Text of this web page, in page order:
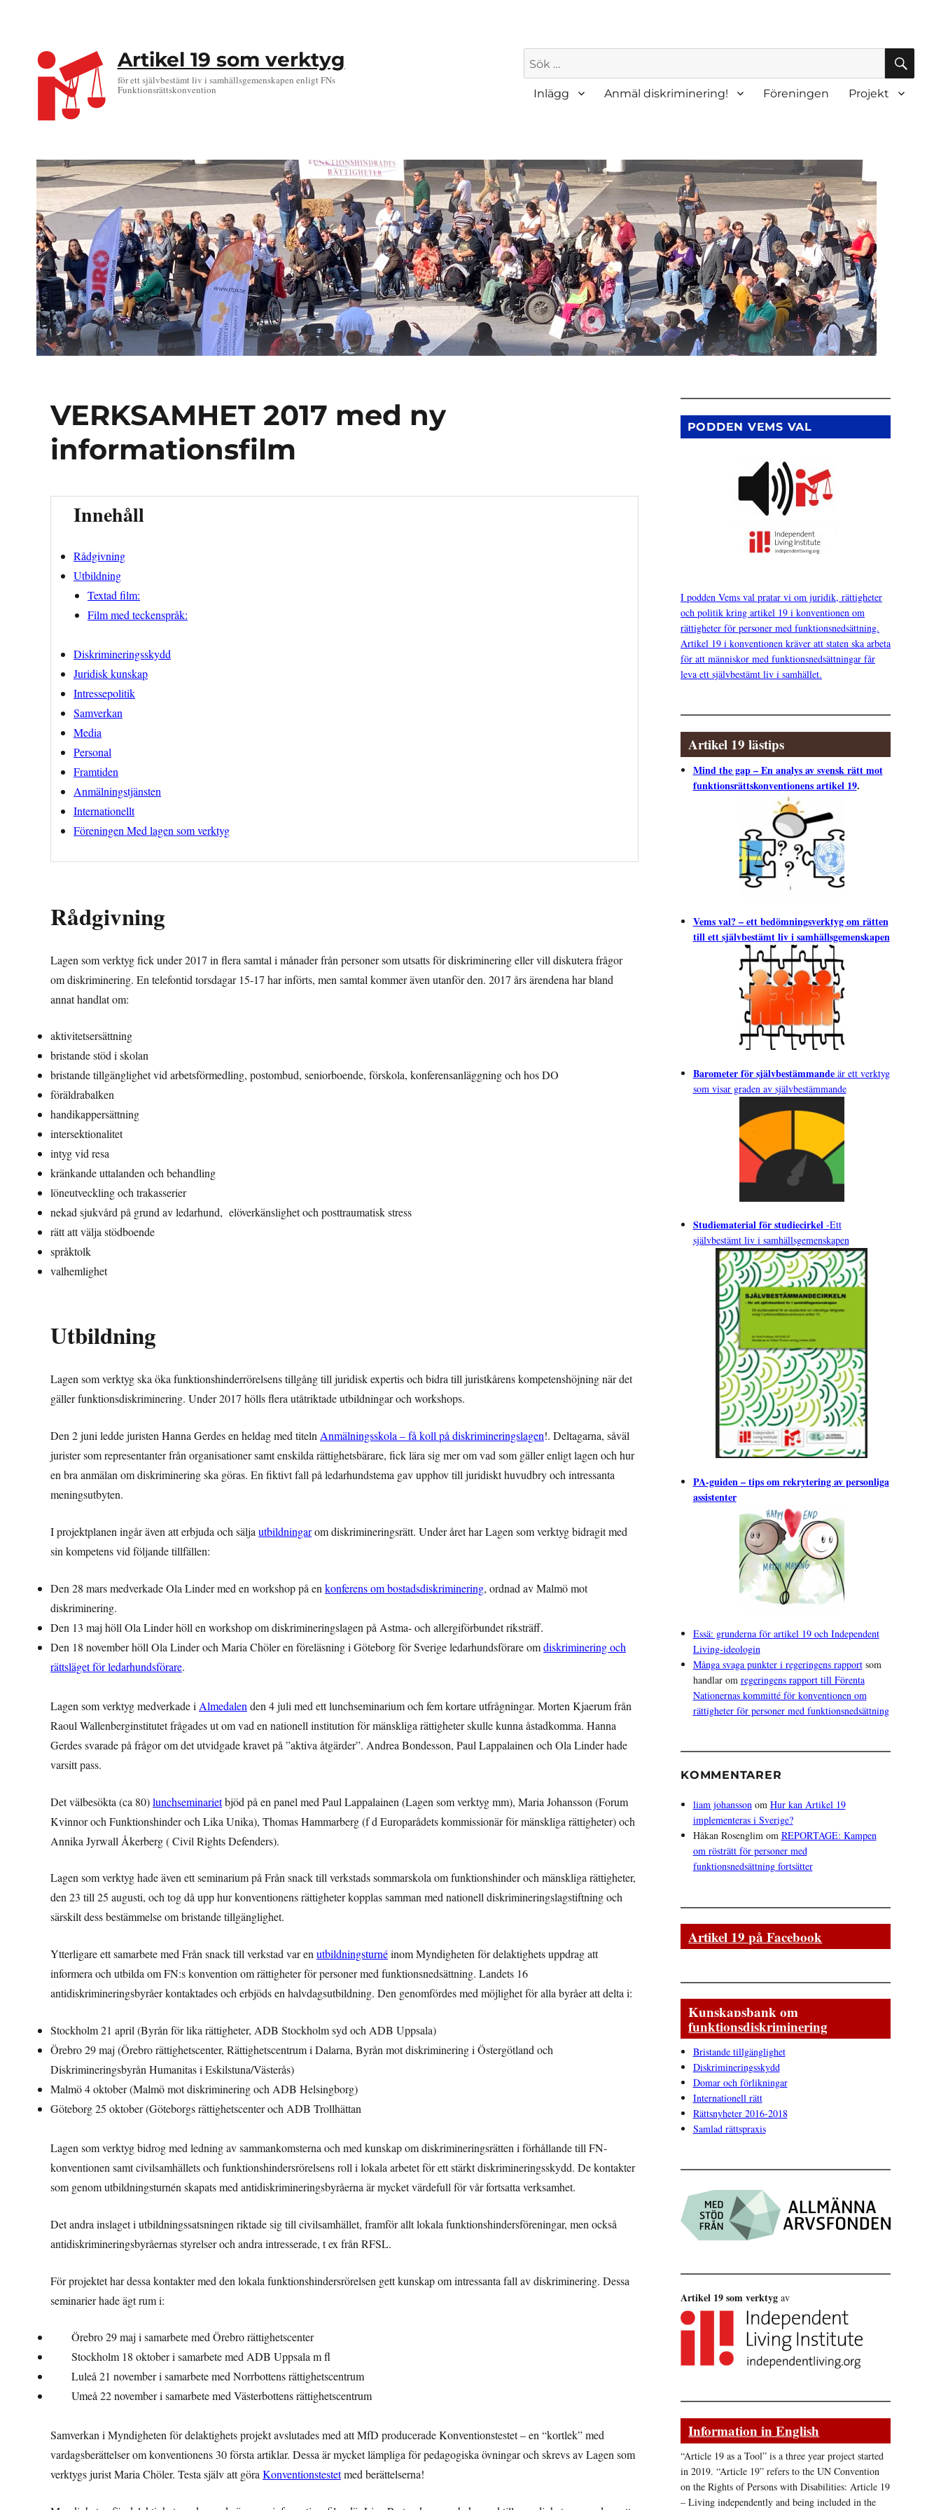
Artikel 19 som verktyg
för ett självbestämt liv i samhällsgemenskapen enligt FNs
Funktionsrättskonvention
Sök
efter:
SÖK
Inlägg Anmäl diskriminering! Föreningen Projekt
VERKSAMHET 2017 med ny
informationsfilm
Innehåll
Rådgivning
Utbildning
Textad film:
Film med teckenspråk:
Diskrimineringsskydd
Juridisk kunskap
Intressepolitik
Samverkan
Media
Personal
Framtiden
Anmälningstjänsten
Internationellt
Föreningen Med lagen som verktyg
Rådgivning
Lagen som verktyg fick under 2017 in flera samtal i månader från personer som utsatts för diskriminering eller vill diskutera frågor
om diskriminering. En telefontid torsdagar 15-17 har införts, men samtal kommer även utanför den. 2017 års ärendena har bland
annat handlat om:
aktivitetsersättning
bristande stöd i skolan
bristande tillgänglighet vid arbetsförmedling, postombud, seniorboende, förskola, konferensanläggning och hos DO
föräldrabalken
handikappersättning
intersektionalitet
intyg vid resa
kränkande uttalanden och behandling
löneutveckling och trakasserier
nekad sjukvård på grund av ledarhund, elöverkänslighet och posttraumatisk stress
rätt att välja stödboende
språktolk
valhemlighet
Utbildning
Lagen som verktyg ska öka funktionshinderrörelsens tillgång till juridisk expertis och bidra till juristkårens kompetenshöjning när det
gäller funktionsdiskriminering. Under 2017 hölls flera utåtriktade utbildningar och workshops.
Den 2 juni ledde juristen Hanna Gerdes en heldag med titeln Anmälningsskola – få koll på diskrimineringslagen!. Deltagarna, såväl
jurister som representanter från organisationer samt enskilda rättighetsbärare, fick lära sig mer om vad som gäller enligt lagen och hur
en bra anmälan om diskriminering ska göras. En fiktivt fall på ledarhundstema gav upphov till juridiskt huvudbry och intressanta
meningsutbyten.
I projektplanen ingår även att erbjuda och sälja utbildningarom diskrimineringsrätt. Under året har Lagen som verktyg bidragit med
sin kompetens vid följande tillfällen:
Den 28 mars medverkade Ola Linder med en workshop på en konferens om bostadsdiskriminering, ordnad av Malmö mot
diskriminering.
Den 13 maj höll Ola Linder höll en workshop om diskrimineringslagen på Astma- och allergiförbundet riksträff.
Den 18 november höll Ola Linder och Maria Chöler en föreläsning i Göteborg för Sverige ledarhundsförare omdiskriminering och
rättsläget för ledarhundsförare.
Lagen som verktyg medverkade i Almedalen den 4 juli med ett lunchseminarium och fem kortare utfrågningar. Morten Kjaerum från
Raoul Wallenberginstitutet frågades ut om vad en nationell institution för mänskliga rättigheter skulle kunna åstadkomma. Hanna
Gerdes svarade på frågor om det utvidgade kravet på ”aktiva åtgärder”. Andrea Bondesson, Paul Lappalainen och Ola Linder hade
varsitt pass.
Det välbesökta (ca 80)lunchseminarietbjöd på en panel med Paul Lappalainen (Lagen som verktyg mm), Maria Johansson (Forum
Kvinnor och Funktionshinder och Lika Unika), Thomas Hammarberg (f d Europarådets kommissionär för mänskliga rättigheter) och
Annika Jyrwall Åkerberg ( Civil Rights Defenders).
Lagen som verktyg hade även ett seminarium på Från snack till verkstads sommarskola om funktionshinder och mänskliga rättigheter,
den 23 till 25 augusti, och tog då upp hur konventionens rättigheter kopplas samman med nationell diskrimineringslagstiftning och
särskilt dess bestämmelse om bristande tillgänglighet.
Ytterligare ett samarbete med Från snack till verkstad var en utbildningsturnéinom Myndigheten för delaktighets uppdrag att
informera och utbilda om FN:s konvention om rättigheter för personer med funktionsnedsättning. Landets 16
antidiskrimineringsbyråer kontaktades och erbjöds en halvdagsutbildning. Den genomfördes med möjlighet för alla byråer att delta i:
Stockholm 21 april (Byrån för lika rättigheter, ADB Stockholm syd och ADB Uppsala)
Örebro 29 maj (Örebro rättighetscenter, Rättighetscentrum i Dalarna, Byrån mot diskriminering i Östergötland och
Diskrimineringsbyrån Humanitas i Eskilstuna/Västerås)
Malmö 4 oktober (Malmö mot diskriminering och ADB Helsingborg)
Göteborg 25 oktober (Göteborgs rättighetscenter och ADB Trollhättan
Lagen som verktyg bidrog med ledning av sammankomsterna och med kunskap om diskrimineringsrätten i förhållande till FN-
konventionen samt civilsamhällets och funktionshindersrörelsens roll i lokala arbetet för ett stärkt diskrimineringsskydd. De kontakter
som genom utbildningsturnén skapats med antidiskrimineringsbyråerna är mycket värdefull för vår fortsatta verksamhet.
Det andra inslaget i utbildningssatsningen riktade sig till civilsamhället, framför allt lokala funktionshindersföreningar, men också
antidiskrimineringsbyråernas styrelser och andra intresserade, t ex från RFSL.
För projektet har dessa kontakter med den lokala funktionshindersrörelsen gett kunskap om intressanta fall av diskriminering. Dessa
seminarier hade ägt rum i:
Örebro 29 maj i samarbete med Örebro rättighetscenter
Stockholm 18 oktober i samarbete med ADB Uppsala m fl
Luleå 21 november i samarbete med Norrbottens rättighetscentrum
Umeå 22 november i samarbete med Västerbottens rättighetscentrum
Samverkan i Myndigheten för delaktighets projekt avslutades med att MfD producerade Konventionstestet – en “kortlek” med
vardagsberättelser omkonventionens 30 första artiklar. Dessa är mycket lämpliga för pedagogiska övningar och skrevs av Lagen som
verktygs jurist Maria Chöler. Testa själv att göraKonventionstestetmed berättelserna!
PODDEN VEMS VAL
I podden Vems val pratar vi om juridik, rättigheter
och politik kring artikel 19 i konventionen om
rättigheter för personer med funktionsnedsättning.
Artikel 19 i konventionen kräver att staten ska arbeta
för att människor med funktionsnedsättningar får
leva ett självbestämt liv i samhället.
Artikel 19 lästips
Mind the gap – En analys av svensk rätt mot
funktionsrättskonventionens artikel 19.
Vems val? – ett bedömningsverktyg om rätten
till ett självbestämt liv i samhällsgemenskapen
Barometer för självbestämmandeär ett verktyg
som visar graden av självbestämmande
Studiematerial för studiecirkel-Ett
självbestämt liv i samhällsgemenskapen
PA-guiden – tips om rekrytering av personliga
assistenter
Essä: grunderna för artikel 19 och Independent
Living-ideologin
Många svaga punkter i regeringens rapportsom
handlar om regeringens rapport till Förenta
Nationernas kommitté för konventionen om
rättigheter för personer med funktionsnedsättning
KOMMENTARER
liam johanssonom Hur kan Artikel 19
implementeras i Sverige?
Håkan Rosenglimom REPORTAGE: Kampen
om rösträtt för personer med
funktionsnedsättning fortsätter
Artikel 19 på Facebook
Kunskapsbank om
funktionsdiskriminering
Bristande tillgänglighet
Diskrimineringsskydd
Domar och förlikningar
Internationell rätt
Rättsnyheter 2016-2018
Samlad rättspraxis
Artikel 19 som verktyg av
Information in English
“Article 19 as a Tool” is a three year project started
in 2019. “Article 19” refers to the UN Convention
on the Rights of Persons with Disabilities: Article 19
– Living independently and being included in the